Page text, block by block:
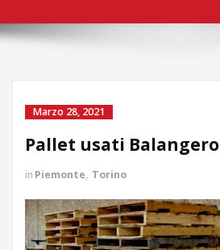
Marzo 28, 2021
Pallet usati Balangero
in Piemonte, Torino